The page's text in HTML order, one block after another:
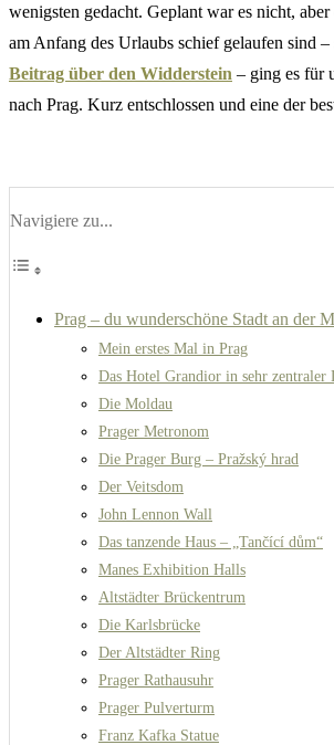
wenigsten gedacht. Geplant war es nicht,
am Anfang des Urlaubs schief gelaufen sind –
Beitrag über den Widderstein – ging es für
nach Prag. Kurz entschlossen und eine der
Navigiere zu...
Prag – du wunderschöne Stadt an der
Mein erstes Mal in Prag
Das Hotel Grandior in sehr zentraler
Die Moldau
Prager Metronom
Die Prager Burg – Pražský hrad
Der Veitsdom
John Lennon Wall
Das tanzende Haus – „Tančící dům“
Manes Exhibition Halls
Altstädter Brückentrum
Die Karlsbrücke
Der Altstädter Ring
Prager Rathausuhr
Prager Pulverturm
Franz Kafka Statue